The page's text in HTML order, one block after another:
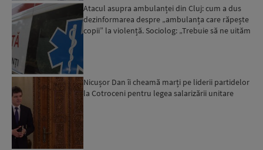
Atacul asupra ambulanței din Cluj: cum a dus
dezinformarea despre „ambulanța care răpește
copii” la violență. Sociolog: „Trebuie să ne uităm
Nicușor Dan îi cheamă marți pe liderii partidelor
la Cotroceni pentru legea salarizării unitare